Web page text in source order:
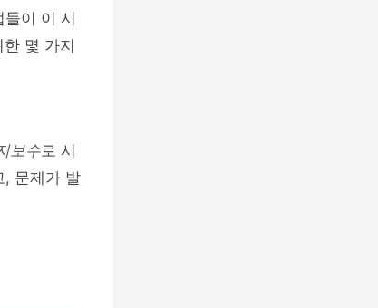
이 이 시
한 몇 가지
보수로 시
, 문제가 발